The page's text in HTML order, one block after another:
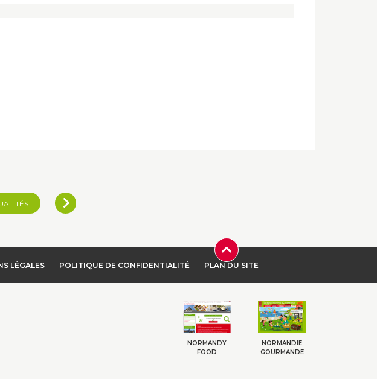
LÉGALES POLITIQUE DE CONFIDENTIALITÉ PLAN DU SITE
NORMANDY
FOOD
NORMANDIE
GOURMANDE